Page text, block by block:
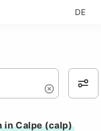
DE
in Calpe (calp)